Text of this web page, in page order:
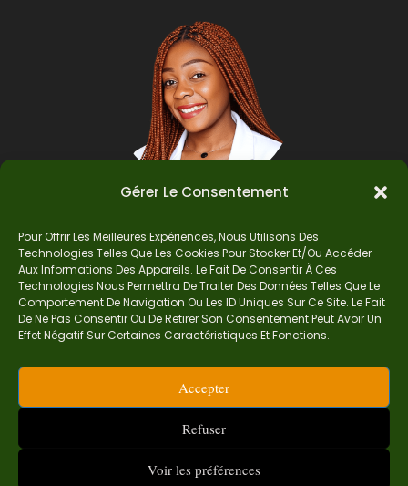
Gérer Le Consentement
Pour Offrir Les Meilleures Expériences, Nous Utilisons Des
Technologies Telles Que Les Cookies Pour Stocker Et/ou Accéder
Aux Informations Des Appareils. Le Fait De Consentir À Ces
Technologies Nous Permettra De Traiter Des Données Telles Que Le
Comportement De Navigation Ou Les ID Uniques Sur Ce Site. Le Fait
De Ne Pas Consentir Ou De Retirer Son Consentement Peut Avoir Un
Effet Négatif Sur Certaines Caractéristiques Et Fonctions.
Accepter
Refuser
Voir les préférences
Auteur
Je suis Madame Mba, une enseignante certifiée
de mathématiques. Sur Ndolomath, je partage
astuces et conseils pour t’aider à comprendre,
aimer et réussir en maths pas à pas.
contact.ndolomath@gmail.com ou au